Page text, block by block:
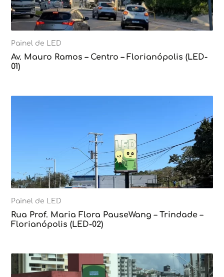
Painel de LED
Av. Mauro Ramos – Centro – Florianópolis (LED-
01)
Painel de LED
Rua Prof. Maria Flora PauseWang – Trindade –
Florianópolis (LED-02)